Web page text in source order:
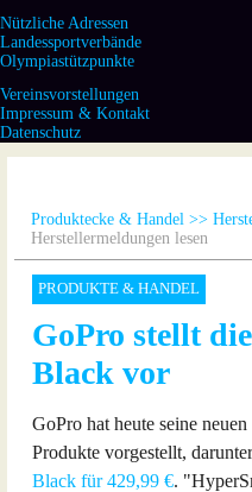
Nützliche Adressen
Landessportverbände
Olympiastützpunkte
Vereinsvorstellungen
Impressum & Kontakt
Datenschutz
Produktecke & Handel
Herstellermeldungen lesen
PRODUKTE & HANDEL
GoPro stellt
Black vor
GoPro hat heute seine neuen
Produkte vorgestellt,
Black für 429,99 €.